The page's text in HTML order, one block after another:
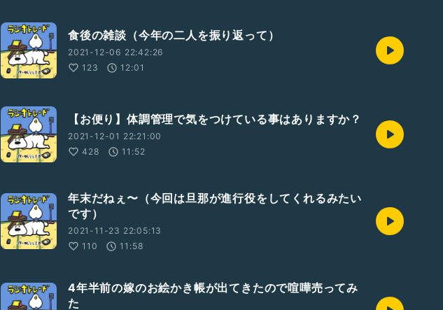
食後の雑談（今年の二人を振り返って）
2021-12-06 22:42:26
123
12:01
【お便り】体調管理で気をつけている事はありますか？
2021-12-01 22:21:00
428
11:52
年末だねぇ〜（今回は旦那が進行役をしてくれるみたい
です）
2021-11-23 22:05:13
110
11:58
4年半前の嫁のお絵かき帳が出てきたので喧嘩売ってみ
た